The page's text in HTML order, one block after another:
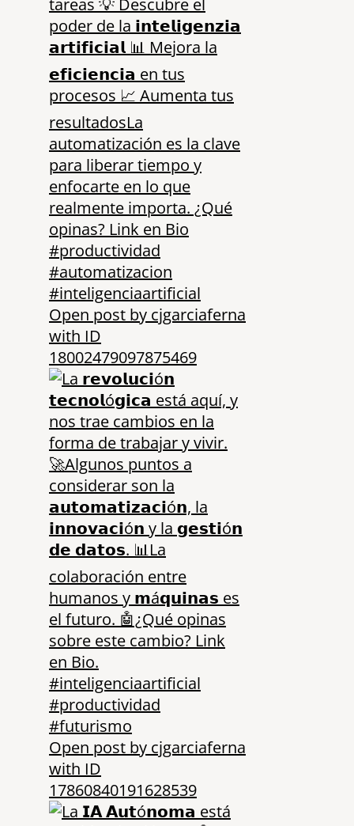
Open post by cjgarciaferna
with ID
18002479097875469
Open post by cjgarciaferna
with ID
17860840191628539